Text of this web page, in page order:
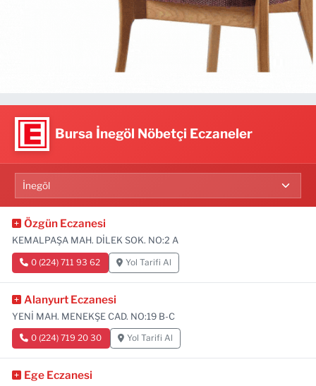
Bursa İnegöl Nöbetçi Eczaneler
Özgün Eczanesi
KEMALPAŞA MAH. DİLEK SOK. NO:2 A
0 (224) 711 93 62 Yol Tarifi Al
Alanyurt Eczanesi
YENİ MAH. MENEKŞE CAD. NO:19 B-C
0 (224) 719 20 30 Yol Tarifi Al
Ege Eczanesi